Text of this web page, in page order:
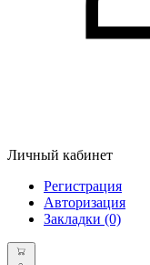
Личный кабинет
Регистрация
Авторизация
Закладки (0)